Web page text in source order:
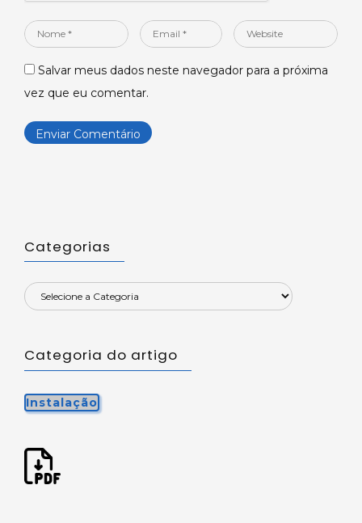
Nome
Email
Website
Salvar meus dados neste navegador para a próxima
vez que eu comentar.
Categorias
Categoria do artigo
Instalação